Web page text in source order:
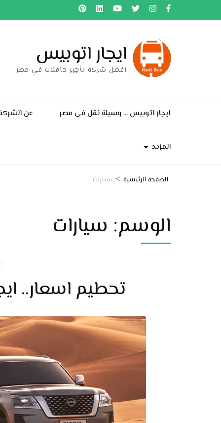
إلى
ايجار اتوبيس
افضل شركة تأجير حافلات في مصر
ايجار اتوبيس … وسيلة نقل في مصر عن
المزيد
الصفحة الرئيسية > سيارات
الوسم: سيارات
تحطيم اسعار..